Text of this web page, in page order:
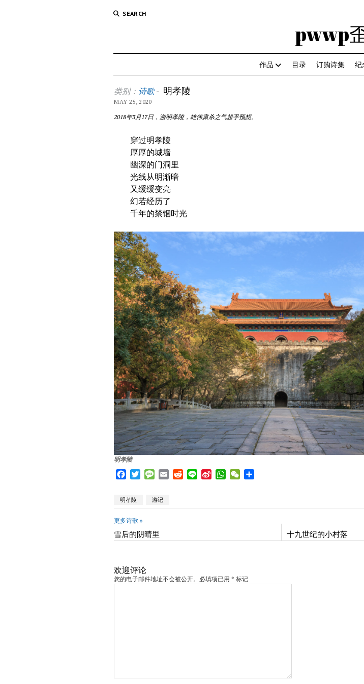
SEARCH
pwwp
作品 目录 订购诗集 纪
类别： 诗歌- 明孝陵
MAY 25, 2020
2018年3月17日，游明孝陵，雄伟肃杀之气超乎预想。
穿过明孝陵
厚厚的城墙
幽深的门洞里
光线从明渐暗
又缓缓变亮
幻若经历了
千年的禁锢时光
明孝陵
Facebook
TwitterMessageEmailRedditLine Sina WhatsApp
WeChat
明孝陵 游记
更多诗歌 »
雪后的阴晴里 十九世纪的小村落
欢迎评论
您的电子邮件地址不会被公开。必填项已用 * 标记